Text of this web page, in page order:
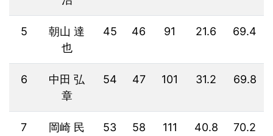
5
朝山 達
也
45 46 91 21.6 69.4
6
中田 弘
章
54 47 101 31.2 69.8
7
岡崎 民
53 58 111 40.8 70.2